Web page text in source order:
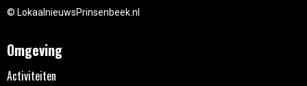
© LokaalnieuwsPrinsenbeek.nl
Omgeving
Activiteiten